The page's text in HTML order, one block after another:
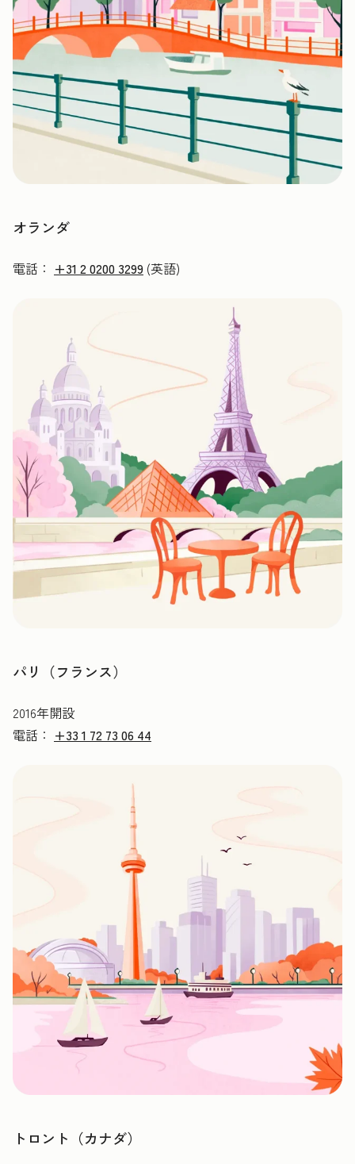
オランダ
電話： +31 2 0200 3299 (英語)
パリ（フランス）
2016年開設
電話： +33 1 72 73 06 44
トロント（カナダ）